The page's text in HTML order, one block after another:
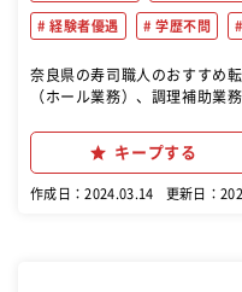
経験者優遇 学歴不問
奈良県の寿司職人のおすすめ転職求人なら
（ホール業務）、調理補助業
キープする
作成日：2024.03.14 更新日：